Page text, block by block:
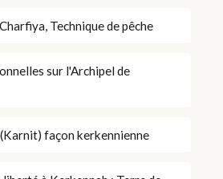
Technique de pêche
sur l'Archipel de
façon kerkennienne